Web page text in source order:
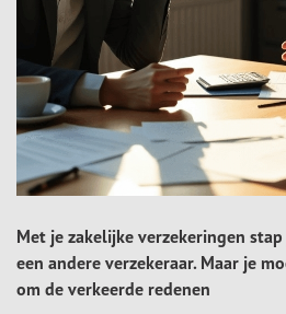
Met je zakelijke verzekeringen
een andere verzekeraar. Maar je
om de verkeerde redenen